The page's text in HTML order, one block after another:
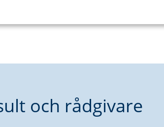
och rådgivare